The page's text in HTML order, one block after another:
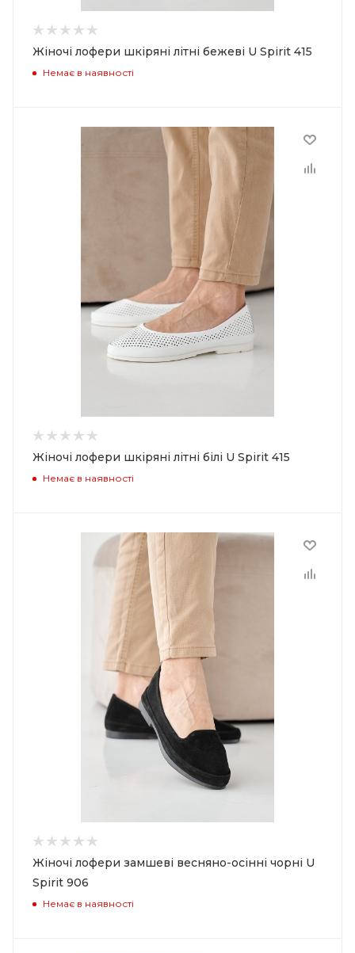
Жіночі лофери шкіряні літні бежеві U Spirit 415
Немає в наявності
Жіночі лофери шкіряні літні білі U Spirit 415
Немає в наявності
Жіночі лофери замшеві весняно-осінні чорні U
Spirit 906
Немає в наявності